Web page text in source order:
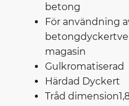
betong
För användning
magasin
Gulkromatiserad
Härdad Dyckert
Tråd